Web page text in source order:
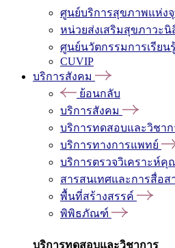
ศูนย์บริการสุขภาพแห่ง
หน่วยส่งเสริมสุขภาวะนิ
ศูนย์นวัตกรรมการเรียนรู้
CUVIP
บริการสังคม
ย้อนกลับ
บริการสังคม
บริการทดสอบและวิชาก
บริการทางการแพทย์
บริการตรวจวิเคราะห์คุ
สารสนเทศและการสื่อส
พื้นที่สร้างสรรค์
พิพิธภัณฑ์
บริการทดสอบและวิชาการ